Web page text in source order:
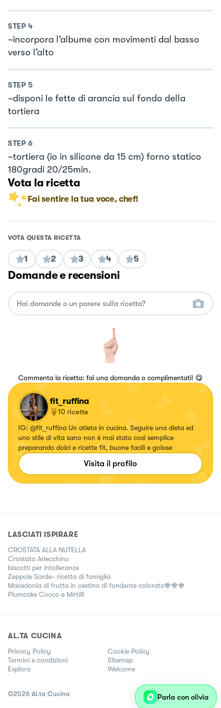
STEP 4
~incorpora l’albume con movimenti dal basso
verso l’alto
STEP 5
~disponi le fette di arancia sul fondo della
tortiera
STEP 6
~tortiera (io in silicone da 15 cm) forno statico
180gradi 20/25min.
Vota la ricetta
Fai sentire la tua voce, chef!
VOTA QUESTA RICETTA
1 2 3 4 5
Domande e recensioni
Commenta la ricetta: fai una domanda o complimentati! 😋
fit_ruffina
10 ricette
IG: @fit_ruffina Un atleta in cucina. Seguire una dieta ed
uno stile di vita sano non è mai stato così semplice
preparando dolci e ricette fit, buone facili e golose
Visita il profilo
LASCIATI ISPIRARE
CROSTATA ALLA NUTELLA
Crostata Arlecchino
biscotti per intolleranze
Zeppole Sarde- ricetta di famiglia
Macedonia di frutta in cestino di fondente colorato🍓🍓🍓
Plumcake Cocco e Mirtilli
AL.TA CUCINA
Privacy Policy
Cookie Policy
Termini e condizioni
Sitemap
Esplora
Welcome
©2026 Al.ta Cucina Parla con olivia